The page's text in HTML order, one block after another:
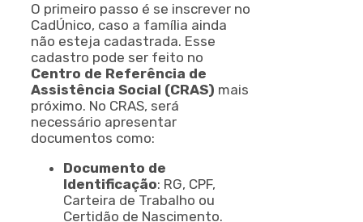
O primeiro passo é se inscrever no
CadÚnico, caso a família ainda
não esteja cadastrada. Esse
cadastro pode ser feito no
Centro de Referência de
Assistência Social (CRAS) mais
próximo. No CRAS, será
necessário apresentar
documentos como:
Documento de
Identificação: RG, CPF,
Carteira de Trabalho ou
Certidão de Nascimento.